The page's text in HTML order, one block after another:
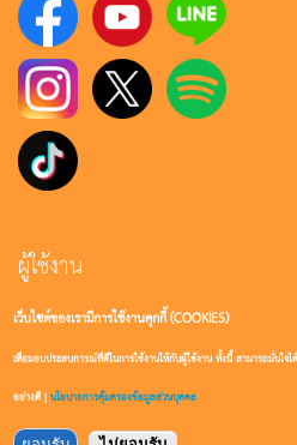
ผู้ใช้งาน
เข้าสู่ระบบ
สมัครสมาชิก
เว็บไซต์ของเรามีการใช้งานคุกกี้ (COOKIES)
เพื่อมอบประสบการณ์ที่ดีในการใช้งานให้กับผู้ใช้งาน ทั้งนี้ สามารถมั่นใจ
อย่างดี |นโยบายการคุ้มครองข้อมูลส่วนบุคคล